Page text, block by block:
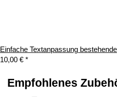
Einfache Textanpassung
10,00 € *
Empfohlenes